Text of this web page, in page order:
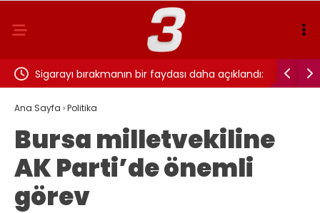
Sigarayı bırakmanın bir faydası daha açıklandı:
Beyin sağlığı için 7 yıl detayı dikkat çekti
Ana Sayfa ›Politika
Bursa milletvekiline
AK Parti’de önemli
görev